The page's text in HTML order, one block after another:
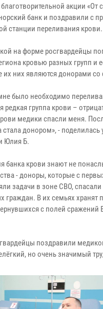
акции «От
банк и поздравили с
станции переливания крови.
на форме росгвардейцы
кровью разных групп и
них являются донорами со
было необходимо
группа крови –
медики спасли меня.
донором», - поделилась
Юлия Б.
банка крови знают не
- доноры, которые с
задачи в зоне СВО,
В их семьях хранят
с полей сражений
поздравили
но очень значимый